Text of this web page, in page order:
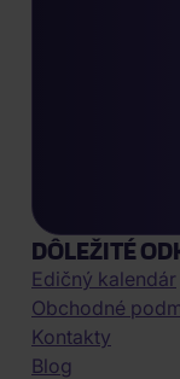
DÔLEŽITÉ
Edičný kalendár
Obchodné
Kontakty
Blog